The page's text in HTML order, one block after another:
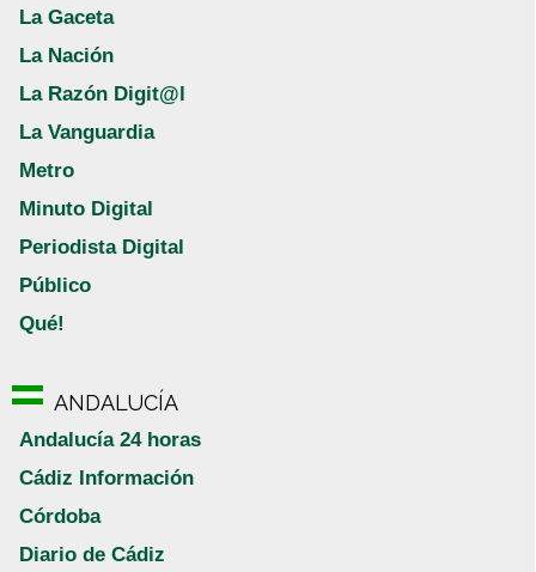
La Gaceta
La Nación
La Razón Digit@l
La Vanguardia
Metro
Minuto Digital
Periodista Digital
Público
Qué!
ANDALUCÍA
Andalucía 24 horas
Cádiz Información
Córdoba
Diario de Cádiz